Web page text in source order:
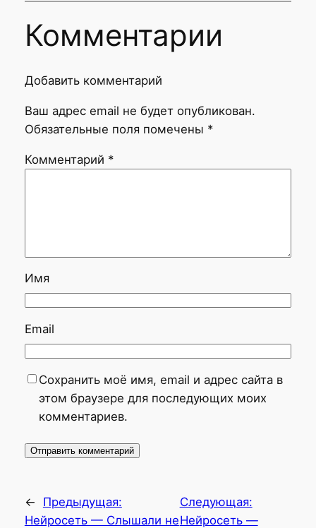
Комментарии
Добавить комментарий
Ваш адрес email не будет опубликован.
Обязательные поля помечены *
Комментарий *
Имя
Email
Сохранить моё имя, email и адрес сайта в
этом браузере для последующих моих
комментариев.
←
Предыдущая:
Нейросеть — Слышали не
Следующая:
Нейросеть —